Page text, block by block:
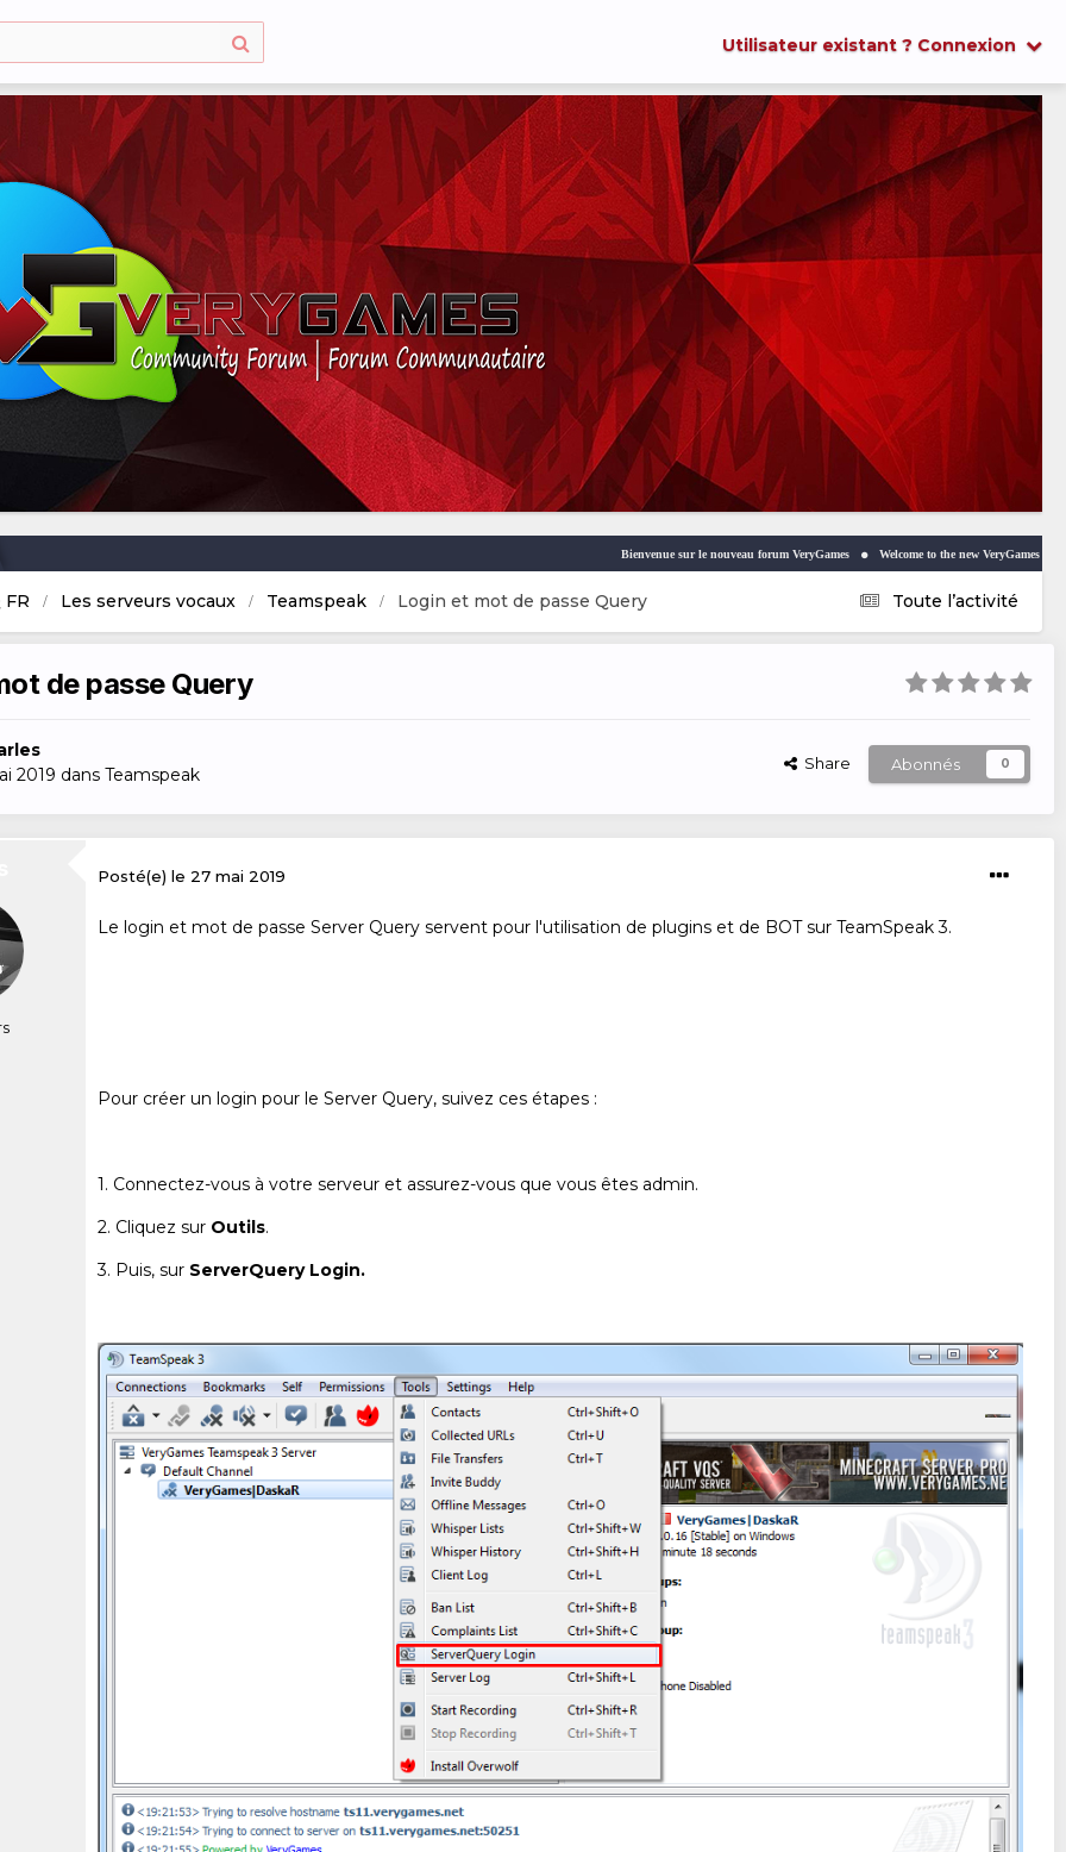
Utilisateur existant ? Connexion
Bienvenue sur le nouveau forum VeryGames Welcome to the new VeryGames forum VeryNews
Toute l’activité
FR Les serveurs vocaux Teamspeak Login et mot de passe Query
de passe Query
2019 dans Teamspeak
Share Abonnés 0
Posté(e) le 27 mai 2019
Le login et mot de passe Server Query servent pour l'utilisation de plugins et de BOT sur TeamSpeak 3.
Pour créer un login pour le Server Query, suivez ces étapes :
1. Connectez-vous à votre serveur et assurez-vous que vous êtes admin.
2. Cliquez sur Outils.
3. Puis, sur ServerQuery Login.